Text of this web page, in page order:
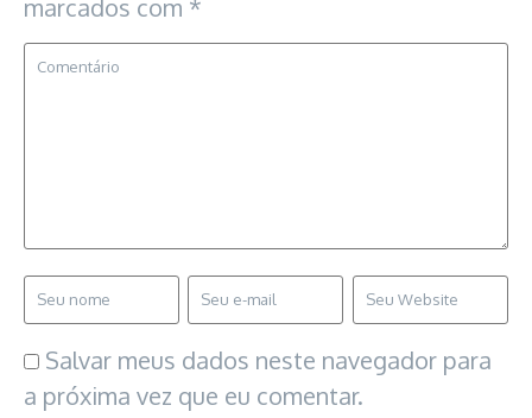
marcados com *
Salvar meus dados neste navegador para
a próxima vez que eu comentar.